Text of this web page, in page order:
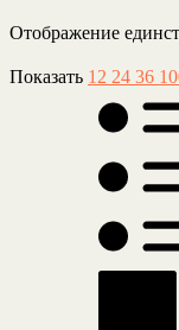
Отображение
Показать 12 24 36